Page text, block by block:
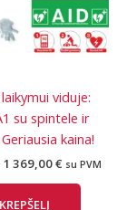
viduje:
su spintele ir
kaina!
Original
1 369,00€ Current
su PVM